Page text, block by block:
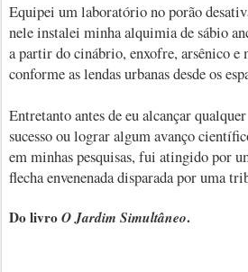
Equipei um laboratório no porão
nele instalei minha alquimia de sábio
a partir do cinábrio, enxofre, arsênico e
conforme as lendas urbanas desde os
Entretanto antes de eu alcançar qualquer
sucesso ou lograr algum avanço
em minhas pesquisas, fui atingido por
flecha envenenada disparada por uma
Do livroO Jardim Simultâneo.